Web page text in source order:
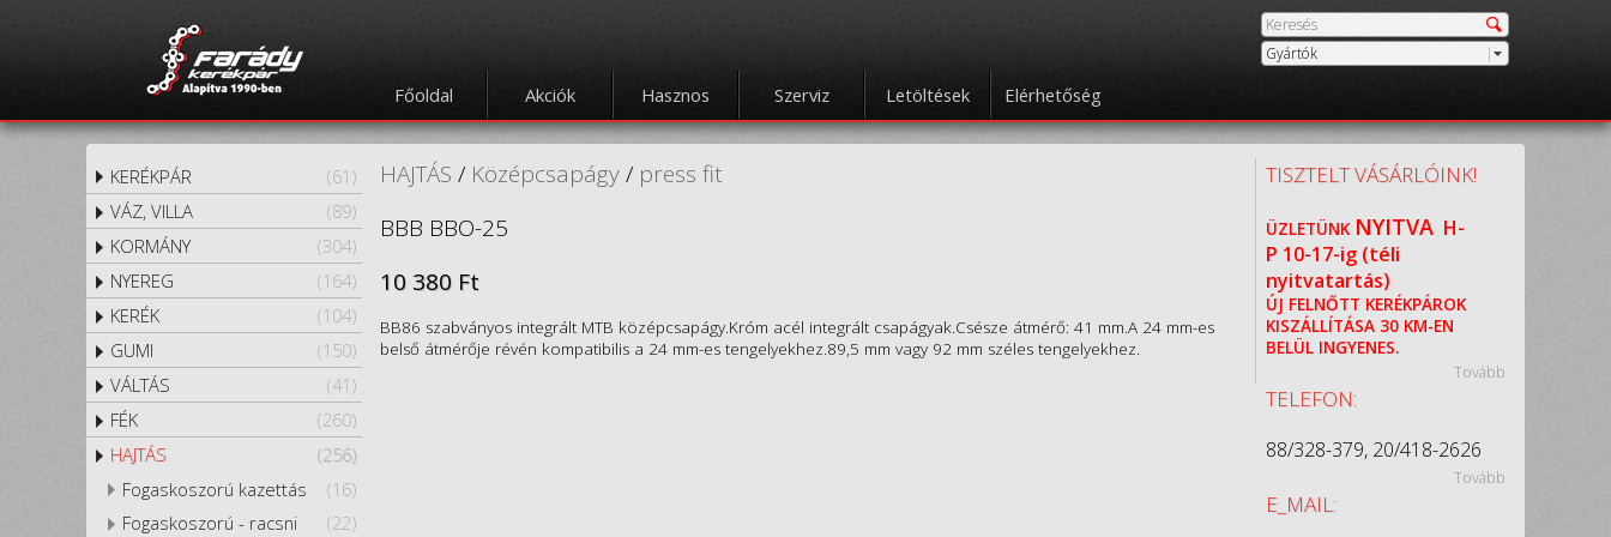
Gyártók
Főoldal Akciók Hasznos Szerviz Letöltések Elérhetőség
(61)
KERÉKPÁR
(89)
VÁZ, VILLA
(304)
KORMÁNY
(164)
NYEREG
(104)
KERÉK
(150)
GUMI
(41)
VÁLTÁS
(260)
FÉK
(256)
HAJTÁS
(16)
Fogaskoszorú kazettás
(22)
Fogaskoszorú - racsni
HAJTÁS / Középcsapágy/ press fit
BBB BBO-25
10 380 Ft
BB86 szabványos integrált MTB középcsapágy.Króm acél integrált csapágyak.Csésze átmérő: 41 mm.A 24 mm-es
belső átmérője révén kompatibilis a 24 mm-es tengelyekhez.89,5 mm vagy 92 mm széles tengelyekhez.
TISZTELT VÁSÁRLÓINK!
ÜZLETÜNK NYITVA H-
P 10-17-ig (téli
nyitvatartás)
ÚJ FELNŐTT KERÉKPÁROK
KISZÁLLÍTÁSA 30 KM-EN
BELÜL INGYENES.
Tovább
TELEFON:
88/328-379, 20/418-2626
Tovább
E_MAIL: